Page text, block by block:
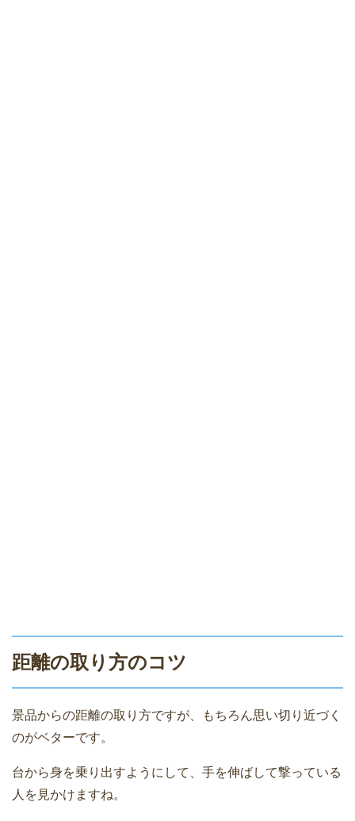
距離の取り方のコツ
景品からの距離の取り方ですが、もちろん思い切り近づく
のがベターです。
台から身を乗り出すようにして、手を伸ばして撃っている
人を見かけますね。